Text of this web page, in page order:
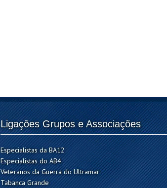
Ligações Grupos e Associações
Especialistas da BA12
Especialistas do AB4
Veteranos da Guerra do Ultramar
Tabanca Grande